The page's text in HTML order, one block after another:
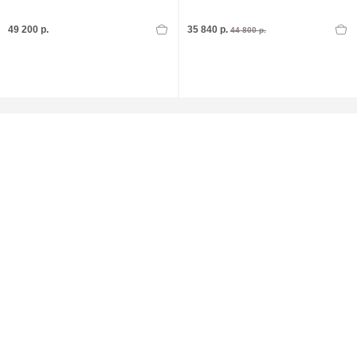
49 200 р. 35 840 р. 44 800 р.